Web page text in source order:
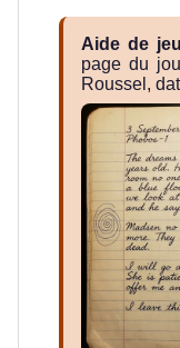
Aide de
page du
Roussel,